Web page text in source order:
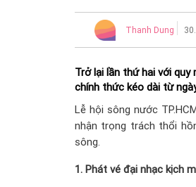
Thanh Dung
Trở lại lần thứ hai với quy
chính thức kéo dài từ
Lễ hội sông nước
nhận trọng trách thổi
sông.
1. Phát vé đại nhạc kịch